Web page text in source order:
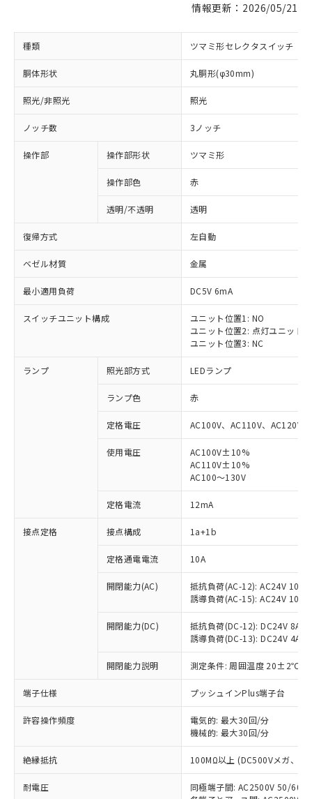
情報更新：2026/05/21
種類 ツマミ形セレクタスイッチ
胴体形状 丸胴形(φ30mm)
照光/非照光 照光
ノッチ数 3ノッチ
操作部 操作部形状 ツマミ形
操作部色 赤
透明/不透明 透明
復帰方式 左自動
ベゼル材質 金属
最小適用負荷 DC5V 6mA
スイッチユニット構成
ユニット位置1: NO
ユニット位置2: 点灯ユニット
ユニット位置3: NC
ランプ 照光部方式 LEDランプ
ランプ色 赤
定格電圧 AC100V、AC110V、AC120V
使用電圧
AC100V±10%
AC110V±10%
AC100～130V
定格電流 12mA
接点定格 接点構成 1a+1b
定格通電電流 10A
開閉能力(AC)
抵抗負荷(AC-12): AC24V 10A/
誘導負荷(AC-15): AC24V
開閉能力(DC)
抵抗負荷(DC-12): DC24V 8A/
誘導負荷(DC-13): DC24V 4A/
開閉能力説明 測定条件: 周囲温度 20±2℃、
端子仕様 プッシュインPlus端子台
許容操作頻度
電気的: 最大30回/分
機械的: 最大30回/分
絶縁抵抗 100MΩ以上 (DC500Vメガ、点
耐電圧
同極端子間: AC2500V 50/
ご利用条件
以下の条件をお読みいただき、同意のうえ
本サービスは、当社制御機器事業取扱
商品の当社在庫状況および標準価格
(税抜)を提供させていただくもので
当社制御機器事業取扱商品の中には、
本サービスの対象外となる商品もある
ことをご了承ください。
※1 対応状況
対応済み：EU RoHS指令（10物質）の
非含有に対応した製品が提供可能な商品で
対応予定：EU RoHS指令（10物質）の非含
有に対応した製品に切り替える予定のある
対応予定なし：EU RoHS指令（10物質）の
非含有に非対応の商品で、対応品を出す予
調査・確認中：EU RoHS指令（10物質）の
非含有の対応状況を調査中または確認中の
商品です。
非該当品：ライセンス料など無形物で、有
害物質有無と関係のない商品です。
仕入先様の事情により、非含有部品として
いたものが、含有品と判明した場合などや
「○」：最大均質材料含有率が中国RoHSの
「×」：最大均質材料含有率が中国RoHSの
基準値を超えていることを示します。
当社は、これら貴社製品のうち、外国